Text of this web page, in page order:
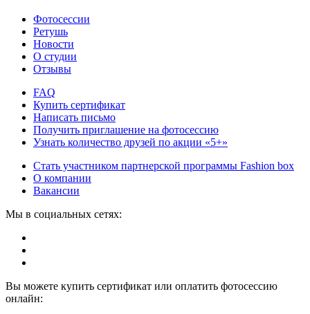
Фотосессии
Ретушь
Новости
О студии
Отзывы
FAQ
Купить сертификат
Написать письмо
Получить приглашение на фотосессию
Узнать количество друзей по акции «5+»
Стать участником партнерской программы Fashion box
О компании
Вакансии
Мы в социальных сетях:
Вы можете купить сертификат или оплатить фотосессию
онлайн: